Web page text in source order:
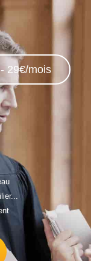
29€/mois